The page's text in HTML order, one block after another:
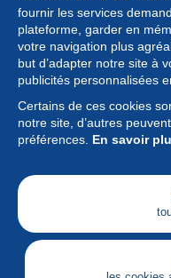
fournir les services
plateforme, garder en
votre navigation plus
but d’adapter notre site à
publicités personnalisées
Certains de ces cookies
notre site, d’autres
préférences. En savoir
Collection
Actualités
Fonctionnalités
Société
Services
Articles